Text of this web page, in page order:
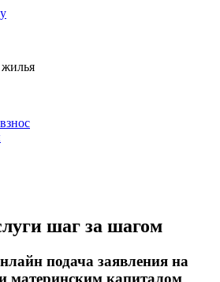
жилья
шаг за шагом
подача заявления на
материнским капиталом